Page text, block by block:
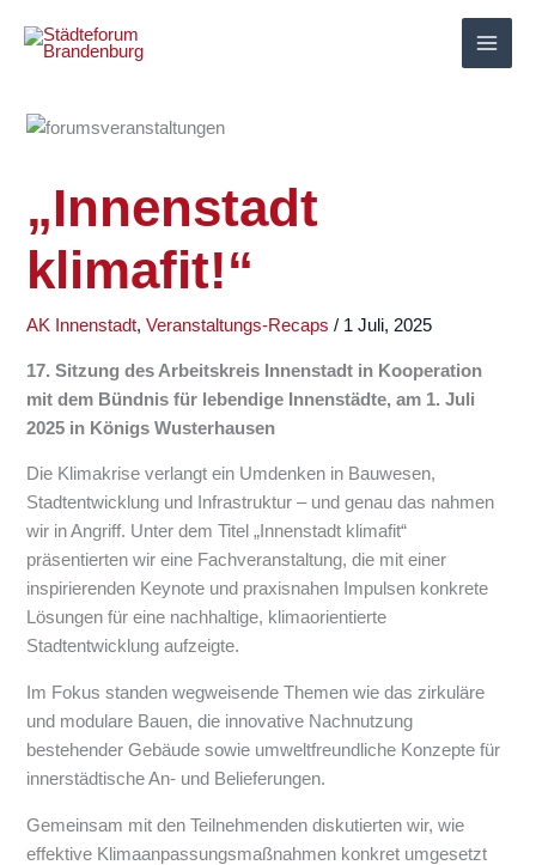
Inhalt
„Innenstadt
klimafit!“
AK Innenstadt,Veranstaltungs-Recaps / 1 Juli, 2025
17. Sitzung des Arbeitskreis Innenstadt in Kooperation
mit dem Bündnis für lebendige Innenstädte, am 1. Juli
2025 in Königs Wusterhausen
Die Klimakrise verlangt ein Umdenken in Bauwesen,
Stadtentwicklung und Infrastruktur – und genau das nahmen
wir in Angriff. Unter dem Titel „Innenstadt klimafit“
präsentierten wir eine Fachveranstaltung, die mit einer
inspirierenden Keynote und praxisnahen Impulsen konkrete
Lösungen für eine nachhaltige, klimaorientierte
Stadtentwicklung aufzeigte.
Im Fokus standen wegweisende Themen wie das zirkuläre
und modulare Bauen, die innovative Nachnutzung
bestehender Gebäude sowie umweltfreundliche Konzepte für
innerstädtische An- und Belieferungen.
Gemeinsam mit den Teilnehmenden diskutierten wir, wie
effektive Klimaanpassungsmaßnahmen konkret umgesetzt